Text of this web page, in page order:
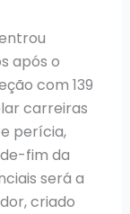
após o
com 139
carreiras
perícia,
fim da
será a
criado